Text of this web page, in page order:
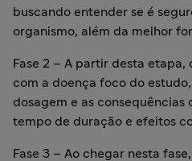
buscando entender se é
organismo, além da melhor
Fase 2 – A partir desta etapa,
com a doença foco do
dosagem e as
tempo de duração e efeitos
Fase 3 – Ao chegar nesta